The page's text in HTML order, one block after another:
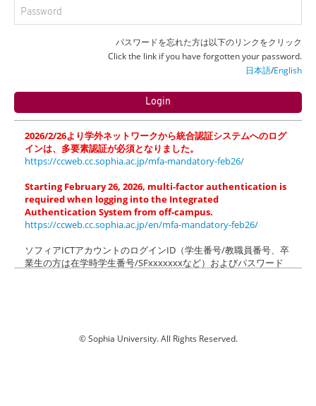
パスワードを忘れた方は以下のリンクをクリック
Click the link if you have forgotten your password.
日本語/English
2026/2/26より学外ネットワークから統合認証システムへのログ
インは、多要素認証が必須となりました。
https://ccweb.cc.sophia.ac.jp/mfa-mandatory-feb26/
Starting February 26, 2026, multi-factor authentication is
required when logging into the Integrated
Authentication System from off-campus.
https://ccweb.cc.sophia.ac.jp/en/mfa-mandatory-feb26/
ソフィアICTアカウントのログインID（学生番号/教職員番号、卒
業生の方は在学時学生番号/SFxxxxxxxなど）およびパスワード
Please login with login ID (Student ID/Faculty ID) and password
© Sophia University. All Rights Reserved.